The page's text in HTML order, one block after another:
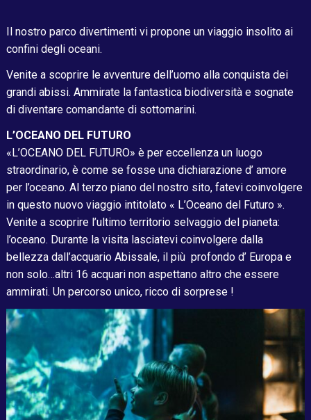
Il nostro parco divertimenti vi propone un viaggio insolito ai
confini degli oceani.
Venite a scoprire le avventure dell’uomo alla conquista dei
grandi abissi. Ammirate la fantastica biodiversità e sognate
di diventare comandante di sottomarini.
L’OCEANO DEL FUTURO
«L’OCEANO DEL FUTURO» è per eccellenza un luogo
straordinario, è come se fosse una dichiarazione d’ amore
per l’oceano. Al terzo piano del nostro sito, fatevi coinvolgere
in questo nuovo viaggio intitolato « L’Oceano del Futuro ».
Venite a scoprire l’ultimo territorio selvaggio del pianeta:
l’oceano. Durante la visita lasciatevi coinvolgere dalla
bellezza dall’acquario Abissale, il più profondo d’ Europa e
non solo…altri 16 acquari non aspettano altro che essere
ammirati. Un percorso unico, ricco di sorprese !